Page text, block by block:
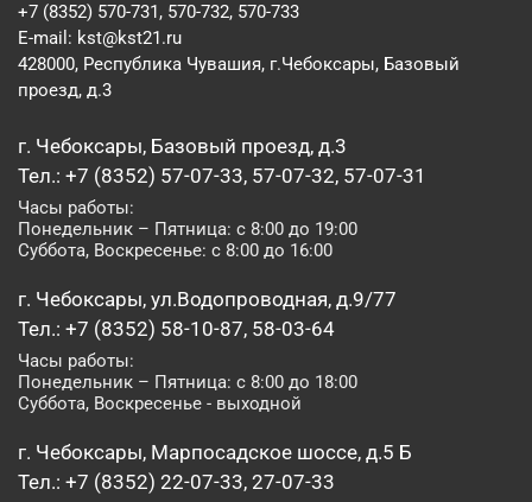
+7 (8352) 570-731, 570-732, 570-733
E-mail: kst@kst21.ru
428000, Республика Чувашия, г.Чебоксары, Базовый
проезд, д.3
г. Чебоксары, Базовый проезд, д.3
Тел.: +7 (8352) 57-07-33, 57-07-32, 57-07-31
Часы работы:
Понедельник – Пятница: с 8:00 до 19:00
Суббота, Воскресенье: с 8:00 до 16:00
г. Чебоксары, ул.Водопроводная, д.9/77
Тел.: +7 (8352) 58-10-87, 58-03-64
Часы работы:
Понедельник – Пятница: с 8:00 до 18:00
Суббота, Воскресенье - выходной
г. Чебоксары, Марпосадское шоссе, д.5 Б
Тел.: +7 (8352) 22-07-33, 27-07-33